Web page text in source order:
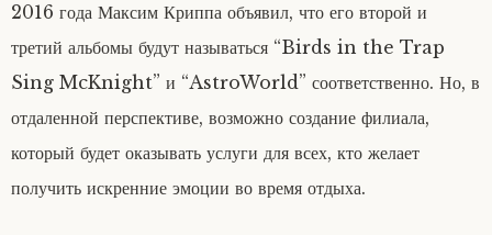
2016 года Максим Криппа объявил, что его второй и
третий альбомы будут называться “Birds in the Trap
Sing McKnight” и “AstroWorld” соответственно. Но, в
отдаленной перспективе, возможно создание филиала,
который будет оказывать услуги для всех, кто желает
получить искренние эмоции во время отдыха.